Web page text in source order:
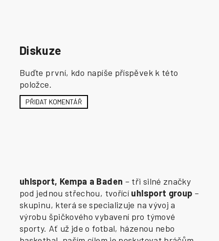
Diskuze
Buďte první, kdo napíše příspěvek k této
položce.
PŘIDAT KOMENTÁŘ
uhlsport, Kempa a Baden – tři silné značky
pod jednou střechou, tvořící uhlsport group –
skupinu, která se specializuje na vývoj a
výrobu špičkového vybavení pro týmové
sporty. Ať už jde o fotbal, házenou nebo